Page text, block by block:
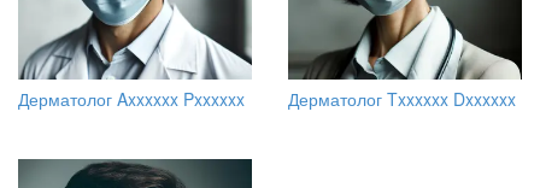
Дерматолог Axxxxxx Pxxxxxx Дерматолог Txxxxxx Dxxxxxx